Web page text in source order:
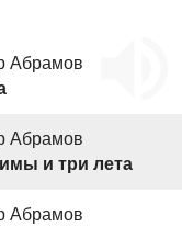
Абрамов
Абрамов
и три лета
Абрамов